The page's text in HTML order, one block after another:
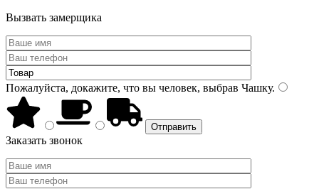
Вызвать замерщика
Пожалуйста, докажите, что вы человек, выбрав Чашку.
Заказать звонок